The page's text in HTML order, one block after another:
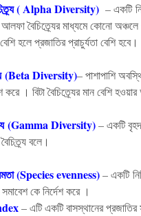
(Alpha Diversity) –একটি
আলফাবৈচিত্র্যেরমাধ্যমেকোনোঅঞ্চলে
বেশিহলেপ্রজাতিরপ্রাচুর্যতাবেশিহবে।
(Beta Diversity)–পাশাপাশি
করে । বিটাবৈচিত্র্যেরমানবেশিহওয়ার
(Gamma Diversity)–একটি
বৈচিত্র্যবলে ।
(Species evenness)– একটি
কে নির্দেশ করে ।
– এটি একটি বাসস্থানের